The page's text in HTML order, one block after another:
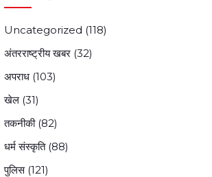
Uncategorized (118)
अंतरराष्ट्रीय खबर (32)
अपराध (103)
खेल (31)
तकनीकी(82)
धर्म संस्कृति(88)
पुलिस(121)